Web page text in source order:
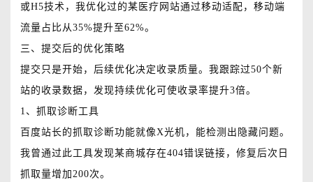
或H5技术，我优化过的某医疗网站通过移动适配，移动端
流量占比从35%提升至62%。
三、提交后的优化策略
提交只是开始，后续优化决定收录质量。我跟踪过50个新
站的收录数据，发现持续优化可使收录率提升3倍。
1、抓取诊断工具
百度站长的抓取诊断功能就像X光机，能检测出隐藏问题。
我曾通过此工具发现某商城存在404错误链接，修复后次日
抓取量增加200次。